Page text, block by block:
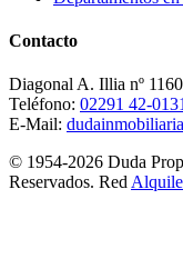
Contacto
Diagonal A. Illia nº
Teléfono: 02291 42-
E-Mail:
© 1954-2026 Duda
Reservados. Red